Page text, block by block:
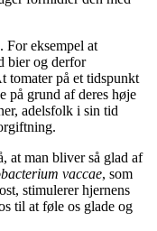
For eksempel at
bier og derfor
tomater på et tidspunkt
på grund af deres høje
adelsfolk i sin tid
at man bliver så glad af
vaccae, som
stimulerer hjernens
til at føle os glade og